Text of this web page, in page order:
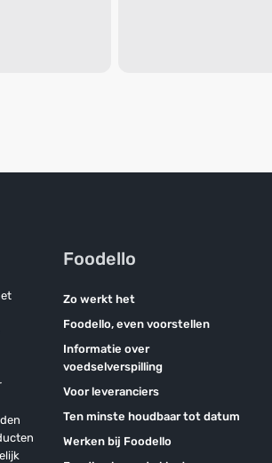
Foodello
Zo werkt het
Foodello, even voorstellen
Informatie over
voedselverspilling
Voor leveranciers
Ten minste houdbaar tot datum
Werken bij Foodello